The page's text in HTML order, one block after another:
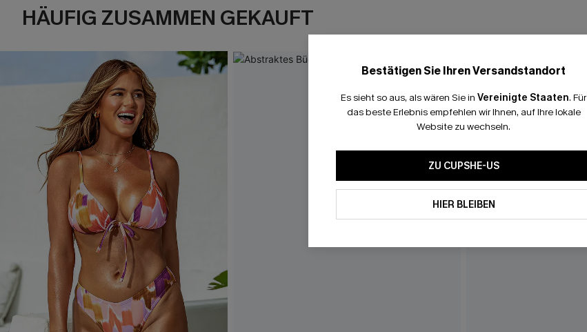
HÄUFIG ZUSAMMEN GEKAUFT
Bestätigen Sie Ihren Versandstandort
Es sieht so aus, als wären Sie in Vereinigte Staaten. Für
das beste Erlebnis empfehlen wir Ihnen, auf Ihre lokale
Website zu wechseln.
ZU CUPSHE-US
HIER BLEIBEN